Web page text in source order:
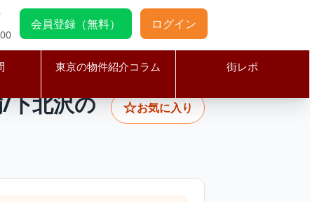
会員登録（無料） ログイン
東京の物件紹介コラム 街レポ
店舗/下北沢の中心地/古着屋実績あり
下北沢の
☆お気に入り